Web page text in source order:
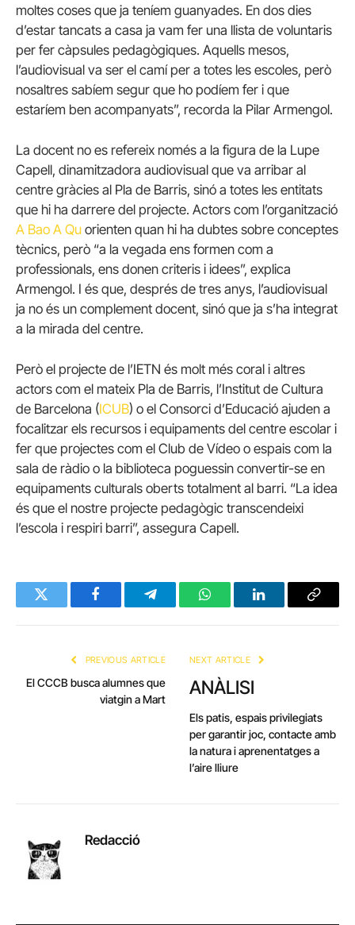
moltes coses que ja teníem guanyades. En dos dies
d’estar tancats a casa ja vam fer una llista de voluntaris
per fer càpsules pedagògiques. Aquells mesos,
l’audiovisual va ser el camí per a totes les escoles, però
nosaltres sabíem segur que ho podíem fer i que
estaríem ben acompanyats”, recorda la Pilar Armengol.
La docent no es refereix només a la figura de la Lupe
Capell, dinamitzadora audiovisual que va arribar al
centre gràcies al Pla de Barris, sinó a totes les entitats
que hi ha darrere del projecte. Actors com l’organització
A Bao A Qu orienten quan hi ha dubtes sobre conceptes
tècnics, però “a la vegada ens formen com a
professionals, ens donen criteris i idees”, explica
Armengol. I és que, després de tres anys, l’audiovisual
ja no és un complement docent, sinó que ja s’ha integrat
a la mirada del centre.
Però el projecte de l’IETN és molt més coral i altres
actors com el mateix Pla de Barris, l’Institut de Cultura
de Barcelona (ICUB) o el Consorci d’Educació ajuden a
focalitzar els recursos i equipaments del centre escolar i
fer que projectes com el Club de Vídeo o espais com la
sala de ràdio o la biblioteca poguessin convertir-se en
equipaments culturals oberts totalment al barri. “La idea
és que el nostre projecte pedagògic transcendeixi
l’escola i respiri barri”, assegura Capell.
Twitter FacebookTelegramWhatsAppLinkedInCopy
PREVIOUS ARTICLE
El CCCB busca alumnes que
viatgin a Mart
NEXT ARTICLE
ANÀLISI
Els patis, espais privilegiats
per garantir joc, contacte amb
la natura i aprenentatges a
l’aire lliure
Redacció